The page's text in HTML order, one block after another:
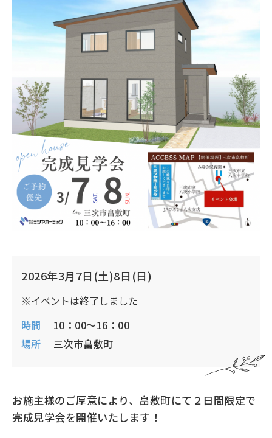
2026年3月7日(土)8日(日)
※イベントは終了しました
時間
10：00～16：00
場所
三次市畠敷町
お施主様のご厚意により、畠敷町にて２日間限定で
完成見学会を開催いたします！